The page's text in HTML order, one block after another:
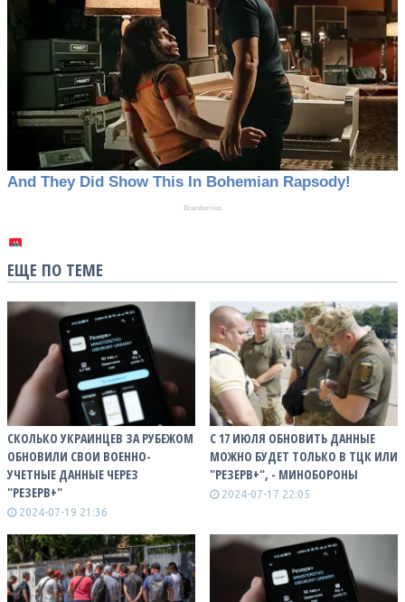
ЕЩЕ ПО ТЕМЕ
СКОЛЬКО УКРАИНЦЕВ ЗА РУБЕЖОМ
ОБНОВИЛИ СВОИ ВОЕННО-
УЧЕТНЫЕ ДАННЫЕ ЧЕРЕЗ
"РЕЗЕРВ+"
2024-07-19 21:36
С 17 ИЮЛЯ ОБНОВИТЬ ДАННЫЕ
МОЖНО БУДЕТ ТОЛЬКО В ТЦК ИЛИ
"РЕЗЕРВ+", - МИНОБОРОНЫ
2024-07-17 22:05